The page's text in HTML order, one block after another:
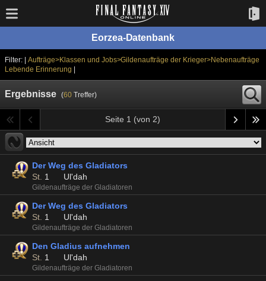
Eorzea-Datenbank
Filter: | Aufträge>Klassen und Jobs>Gildenaufträge der Krieger>Nebenaufträge
Lebende Erinnerung
Ergebnisse (60Treffer)
Seite 1 (von 2)
Der Weg des Gladiators
St. 1 Ul'dah
Gildenaufträge der Gladiatoren
Der Weg des Gladiators
St. 1 Ul'dah
Gildenaufträge der Gladiatoren
Den Gladius aufnehmen
St. 1 Ul'dah
Gildenaufträge der Gladiatoren